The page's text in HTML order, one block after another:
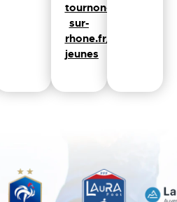
tournon-
sur-
rhone.fr/pass-
jeunes